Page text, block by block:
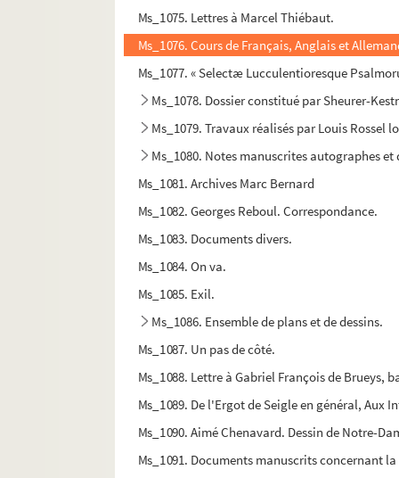
Ms_1075. Lettres à Marcel Thiébaut.
Ms_1076. Cours de Français, Anglais et
Ms_1077. « Selectæ Lucculentioresque
Ms_1078. Dossier constitué par Sheurer-
Ms_1079. Travaux réalisés par Louis Rossel
Ms_1080. Notes manuscrites autographes
Ms_1081. Archives Marc Bernard
Ms_1082. Georges Reboul. Correspondance.
Ms_1083. Documents divers.
Ms_1084. On va.
Ms_1085. Exil.
Ms_1086. Ensemble de plans et de dessins.
Ms_1087. Un pas de côté.
Ms_1088. Lettre à Gabriel François de Brueys,
Ms_1089. De l'Ergot de Seigle en général, Aux
Ms_1090. Aimé Chenavard. Dessin de Notre-
Ms_1091. Documents manuscrits concernant